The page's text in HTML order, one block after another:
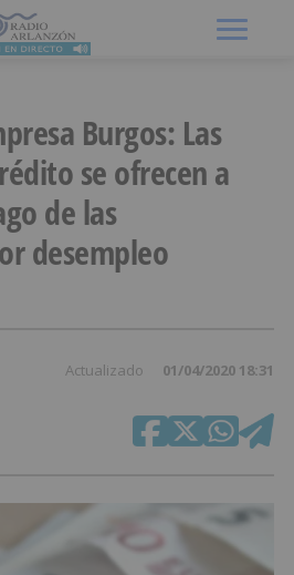
Burgos: Las
se ofrecen a
de las
desempleo
Actualizado 01/04/2020 18:31